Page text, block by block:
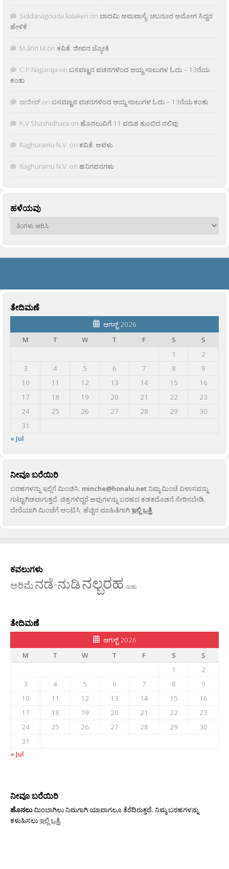
Siddanagouda kalakeri on ಬಾದಮಿ ಅಮವಾಸ್ಯೆ: ಚಬನೂರ ಅಮೋಗ ಸಿದ್ದನ
ಹೇಳಿಕೆ
M âñd M on ಕವಿತೆ: ಜೀವನ ಜ್ಯೋತಿ
C.P.Nagaraja on ಬಸವಣ್ಣನ ವಚನಗಳಿಂದ ಆಯ್ದ ಸಾಲುಗಳ ಓದು – 13ನೆಯ
ಕಂತು
ರಾಜೀವ್ on ಬಸವಣ್ಣನ ವಚನಗಳಿಂದ ಆಯ್ದ ಸಾಲುಗಳ ಓದು – 13ನೆಯ ಕಂತು
K.V Shashidhara on ಹೊನಲುವಿಗೆ 11 ವರುಶ ತುಂಬಿದ ನಲಿವು
Raghuramu N.V. on ಕವಿತೆ: ಅವಳು
Raghuramu N.V. on ಹನಿಗವನಗಳು
ಹಳೆಯವು
ಹಳೆಯವು
ತೇದಿಮಣೆ
ಆಗಸ್ಟ್ 2026
M
T W T F S
S
1
2
3
4 5 6 7 8
9
10
11 12 13 14 15
16
17
18 19 20 21 22
23
24
25 26 27 28 29
30
31
« Jul
ನೀವೂ ಬರೆಯಿರಿ
ಬರಹಗಳನ್ನು ಇಲ್ಲಿಗೆ ಮಿಂಚಿಸಿ: minche@honalu.netನಿಮ್ಮ ಮಿಂಚೆ ವಿಳಾಸವನ್ನು
ಗುಟ್ಟಾಗಿಡಲಾಗುತ್ತದೆ. ಚಿತ್ರಗಳಿದ್ದರೆ ಅವುಗಳನ್ನು ಬರಹದ ಕಡತದೊಡನೆ ಸೇರಿಸಬೇಡಿ,
ಬೇರೆಯಾಗಿ ಮಿಂಚೆಗೆ ಅಂಟಿಸಿ. ಹೆಚ್ಚಿನ ಮಾಹಿತಿಗಾಗಿಇಲ್ಲಿ ಒತ್ತಿ.
ಕವಲುಗಳು
ಅರಿಮೆನಡೆ-ನುಡಿನಲ್ಬರಹ ನಾಡು
ತೇದಿಮಣೆ
ಆಗಸ್ಟ್ 2026
M
T W T F S
S
1
2
3
4 5 6 7 8
9
10
11 12 13 14 15
16
17
18 19 20 21 22
23
24
25 26 27 28 29
30
31
« Jul
ನೀವೂ ಬರೆಯಿರಿ
ಹೊನಲುಮಿಂಬಾಗಿಲು ನಿಮಗಾಗಿ ಯಾವಾಗಲೂ ತೆರೆದಿರುತ್ತದೆ. ನಿಮ್ಮ ಬರಹಗಳನ್ನು
ಕಳುಹಿಸಲುಇಲ್ಲಿ ಒತ್ತಿ.